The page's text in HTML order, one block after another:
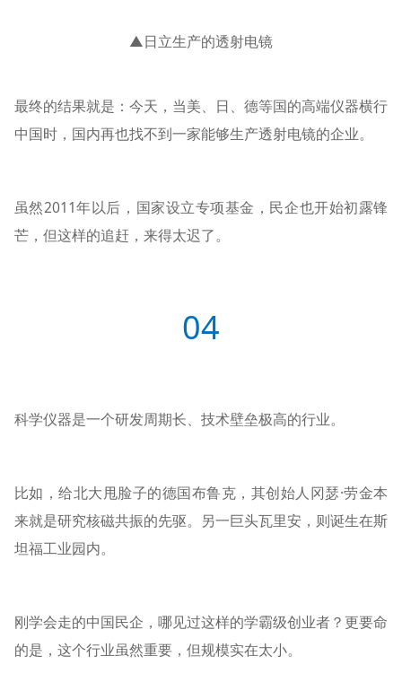
▲日立生产的透射电镜
最终的结果就是：今天，当美、日、德等国的高端仪器横行
中国时，国内再也找不到一家能够生产透射电镜的企业。
虽然2011年以后，国家设立专项基金，民企也开始初露锋
芒，但这样的追赶，来得太迟了。
04
科学仪器是一个研发周期长、技术壁垒极高的行业。
比如，给北大甩脸子的德国布鲁克，其创始人冈瑟·劳金本
来就是研究核磁共振的先驱。另一巨头瓦里安，则诞生在斯
坦福工业园内。
刚学会走的中国民企，哪见过这样的学霸级创业者？更要命
的是，这个行业虽然重要，但规模实在太小。